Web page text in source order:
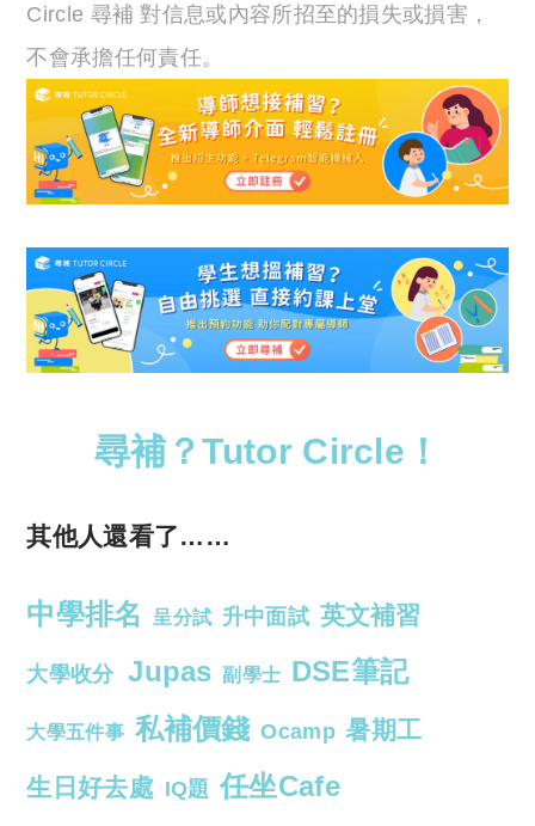
Circle 尋補 對信息或內容所招至的損失或損害，
不會承擔任何責任。
尋補？Tutor Circle！
其他人還看了……
中學排名 呈分試 升中面試 英文補習
大學收分 Jupas 副學士 DSE筆記
大學五件事 私補價錢 Ocamp 暑期工
生日好去處 IQ題 任坐Cafe